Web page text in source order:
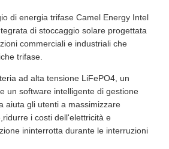
di energia trifase Camel Energy Intel
di stoccaggio solare progettata
commerciali e industriali che
trifase.
ad alta tensione LiFePO4, un
un software intelligente di gestione
aiuta gli utenti a massimizzare
i costi dell'elettricità e
ininterrotta durante le interruzioni